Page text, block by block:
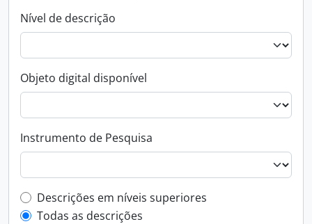
Nível de descrição
Objeto digital disponível
Instrumento de Pesquisa
Filtro de descrição de nível superior
Descrições em níveis superiores
Todas as descrições